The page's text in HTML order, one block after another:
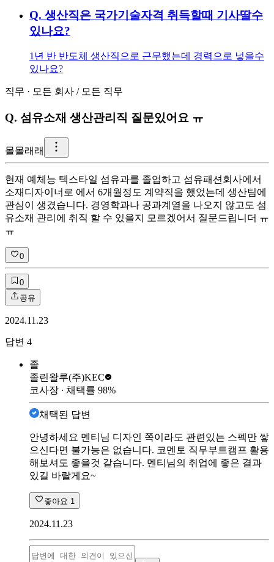
Q. 생산직은 국가기술자격 취득할때 기사딸수
있나요?
1년 반 반도체 생산직으로 근무했는데 경력으로 넣을수
있나요?
직무 · 모든 회사 / 모든 직무
Q. 섬유소재 생산관리직 질문있어요 ㅠ
몰몰래래
현재 예체능 텍스타일 섬유과를 졸업하고 섬유패션회사에서
소재디자이너로 에서 6개월정도 계약직을 했었는데 생산팀에
관심이 생겼습니다. 경영학과나 공과계열을 나오지 않고도 섬
유소재 관리에 취직 할 수 있을지 모르겠어서 질문드립니더 ㅠ
ㅠ
0
0
공유
2024.11.23
답변 4
졸
졸린왈루(주)KEC
코사장 ∙ 채택률 98%
채택된 답변
안녕하세요 멘티님 디자인 쪽이라도 관련있는 스펙만 쌓
으신다면 불가능은 없습니다. 코멘토 직무부트캠프 활용
해보셔도 좋을것 같습니다. 멘티님의 취업에 좋은 결과
있길 바랄게요~
좋아요 1
2024.11.23